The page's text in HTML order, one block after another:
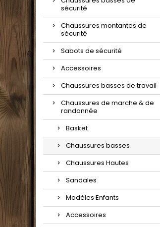
sécurité
Chaussures montantes de
sécurité
Sabots de sécurité
Accessoires
Chaussures basses de travail
Chaussures de marche & de
randonnée
Basket
Chaussures basses
Chaussures Hautes
Sandales
Modèles Enfants
Accessoires